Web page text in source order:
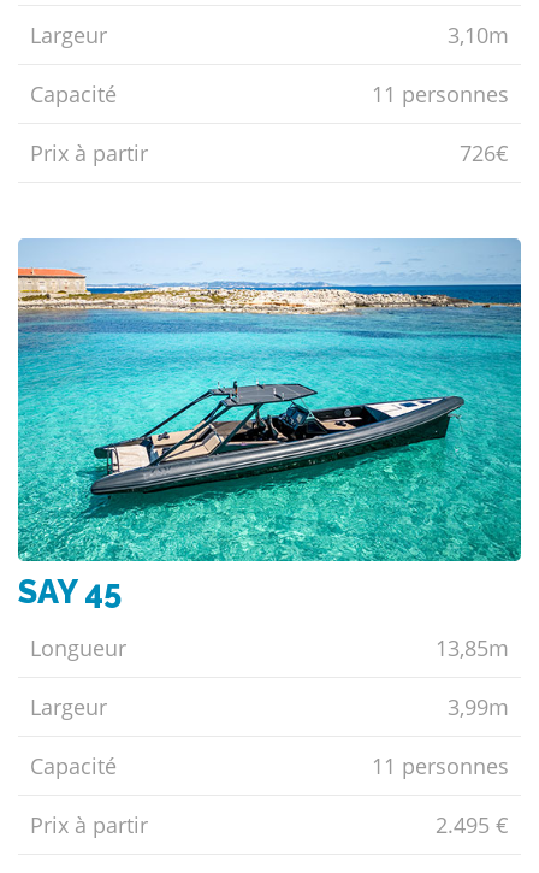
Largeur 3,10m
Capacité 11 personnes
Prix ​​à partir 726€
SAY 45
Longueur 13,85m
Largeur 3,99m
Capacité 11 personnes
Prix ​​à partir 2.495 €